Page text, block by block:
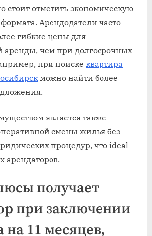
стоит отметить экономическую
Арендодатели часто
гибкие цены для
аренды, чем при долгосрочных
при поиске квартира
можно найти более
является также
смены жилья без
процедур, что ideal
арендаторов.
получает
при заключении
на 11 месяцев,